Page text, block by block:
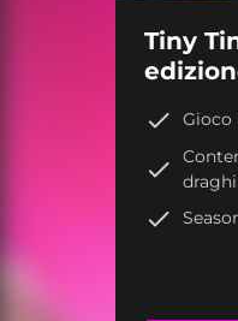
Tiny
Gioco
draghi